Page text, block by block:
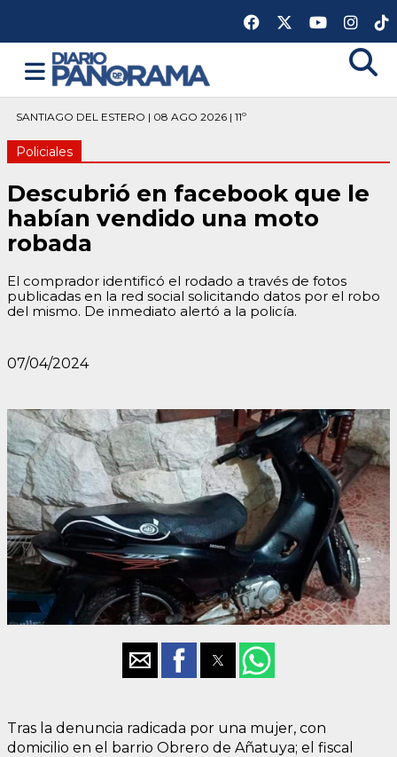
SANTIAGO DEL ESTERO | 08 AGO 2026 | 11º
Policiales
Descubrió en facebook que le
habían vendido una moto
robada
El comprador identificó el rodado a través de fotos
publicadas en la red social solicitando datos por el robo
del mismo. De inmediato alertó a la policía.
07/04/2024
Tras la denuncia radicada por una mujer, con
domicilio en el barrio Obrero de Añatuya; el fiscal